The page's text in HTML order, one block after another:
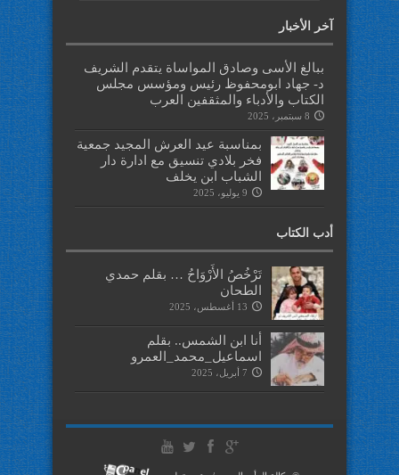
آخر الأخبار
ببالغ الأسى وصادق المواساة يتقدم الشريف
د- جهاد ابومحفوظ رئيس ومؤسس مجلس
الكتاب والأدباء والمثقفين العرب
8 سبتمبر، 2025
بمناسبة عيد العرش المجيد جمعية
فخر بلادي تنسيق مع ادارة دار
الشباب ابن يخلف
9 يوليو، 2025
أدب الكتاب
تَرْخُصُ الأَرْوَاحُ … بقلم حمدي
الطحان
13 أغسطس، 2025
أنا ابن الشمس.. بقلم
اسماعيل_محمد_العمرو
7 أبريل، 2025